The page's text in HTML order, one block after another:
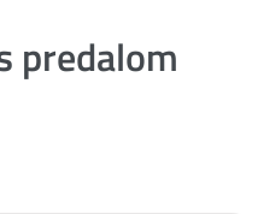
predalom